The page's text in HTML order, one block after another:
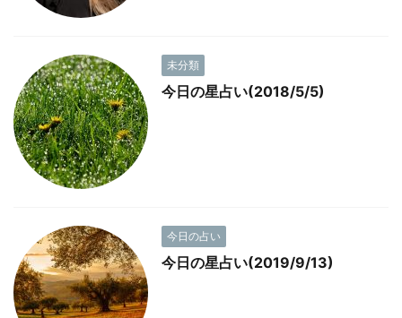
未分類
今日の星占い(2018/5/5)
今日の占い
今日の星占い(2019/9/13)